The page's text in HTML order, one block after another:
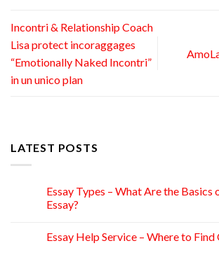
Incontri & Relationship Coach
Lisa protect incoraggages
“Emotionally Naked Incontri”
in un unico plan
LATEST POSTS
Essay Types – What Are the
Essay?
Essay Help Service – Where to Find